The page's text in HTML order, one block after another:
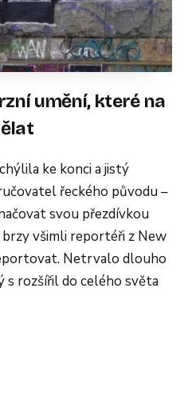
umění, které na
ke konci a jistý
řeckého původu –
svou přezdívkou
všimli reportéři z New
Netrvalo dlouho
s rozšířil do celého světa